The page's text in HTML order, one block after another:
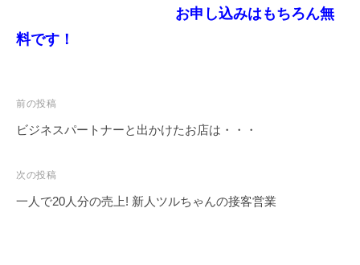
お申し込みはもちろん無
料です！
前の投稿
ビジネスパートナーと出かけたお店は・・・
次の投稿
一人で20人分の売上! 新人ツルちゃんの接客営業